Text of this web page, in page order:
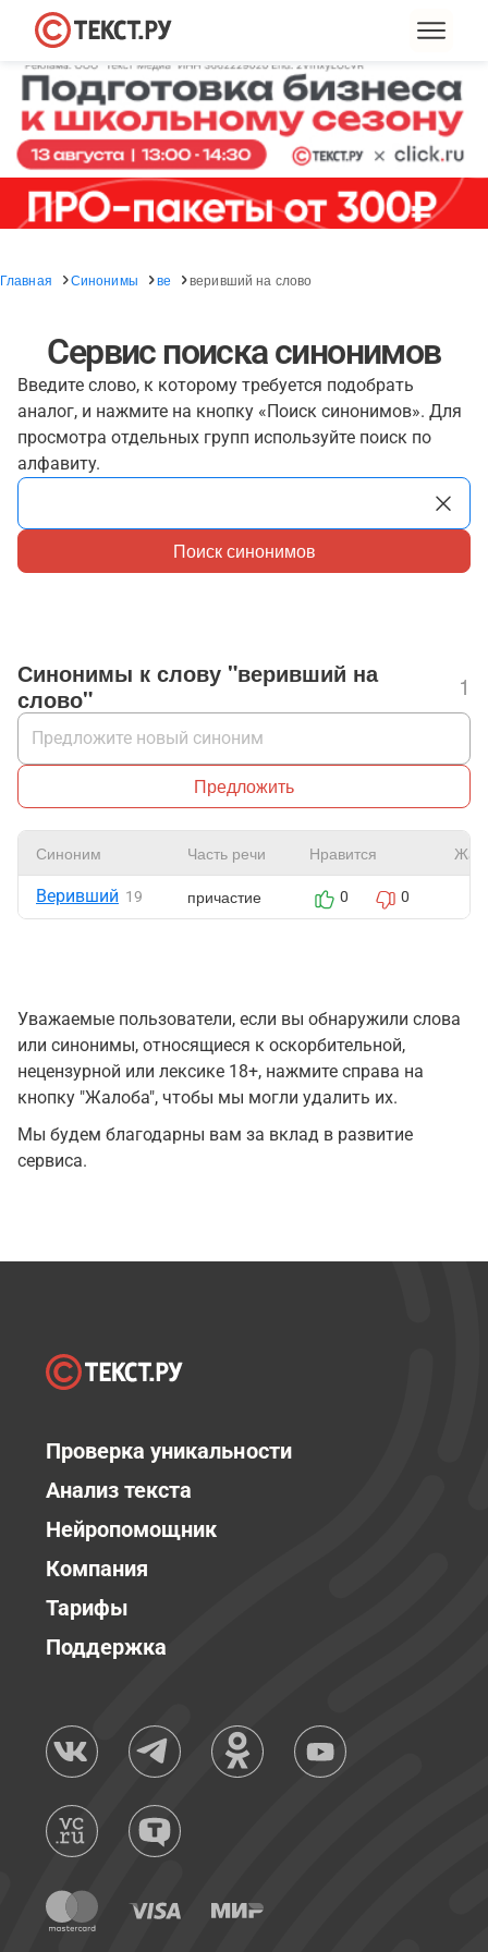
Главная Синонимы ве веривший на слово
Сервис поиска синонимов
Введите слово, к которому требуется подобрать
аналог, и нажмите на кнопку «Поиск синонимов». Для
просмотра отдельных групп используйте поиск по
алфавиту.
Поиск синонимов
Синонимы к слову "веривший на
слово"
1
Предложить
Синоним Часть речи Нравится
Веривший 19 причастие 0 0
Уважаемые пользователи, если вы обнаружили слова
или синонимы, относящиеся к оскорбительной,
нецензурной или лексике 18+, нажмите справа на
кнопку "Жалоба", чтобы мы могли удалить их.
Мы будем благодарны вам за вклад в развитие
сервиса.
Проверка уникальности
Анализ текста
Нейропомощник
Компания
Тарифы
Поддержка